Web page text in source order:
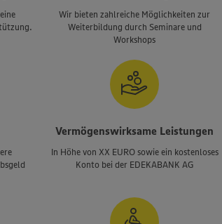
Wir bieten zahlreiche Möglichkeiten zur
Weiterbildung durch Seminare und
Workshops
Vermögenswirksame Leistungen
In Höhe von XX EURO sowie ein kostenloses
Konto bei der EDEKABANK AG